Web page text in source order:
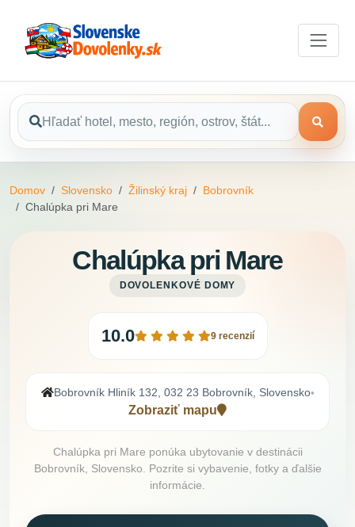
Domov Slovensko Žilinský kraj
Bobrovník
Chalúpka pri Mare
Chalúpka pri Mare
DOVOLENKOVÉ DOMY
10.0 9 recenzií
Bobrovník Hliník 132, 032 23 Bobrovník, Slovensko•
Zobraziť mapu
Chalúpka pri Mare ponúka ubytovanie v destinácii
Bobrovník, Slovensko. Pozrite si vybavenie, fotky a ďalšie
informácie.